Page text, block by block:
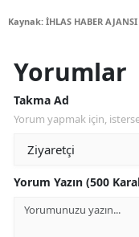
Kaynak: İHLAS HABER AJANSI
Yorumlar
Takma Ad
Yorum yapmak için,
Yorum Yazın (500